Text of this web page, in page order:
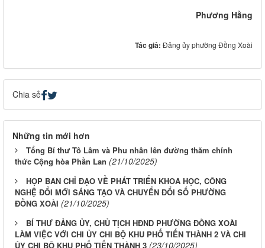
Phương Hằng
Tác giả: Đảng ủy phường Đồng Xoài
Chia sẻ
Những tin mới hơn
Tổng Bí thư Tô Lâm và Phu nhân lên đường thăm chính
thức Cộng hòa Phần Lan (21/10/2025)
HỌP BAN CHỈ ĐẠO VỀ PHÁT TRIỂN KHOA HỌC, CÔNG
NGHỆ ĐỔI MỚI SÁNG TẠO VÀ CHUYỂN ĐỔI SỐ PHƯỜNG
ĐỒNG XOÀI (21/10/2025)
BÍ THƯ ĐẢNG ỦY, CHỦ TỊCH HĐND PHƯỜNG ĐỒNG XOÀI
LÀM VIỆC VỚI CHI ỦY CHI BỘ KHU PHỐ TIẾN THÀNH 2 VÀ CHI
ỦY CHI BỘ KHU PHỐ TIẾN THÀNH 3 (23/10/2025)